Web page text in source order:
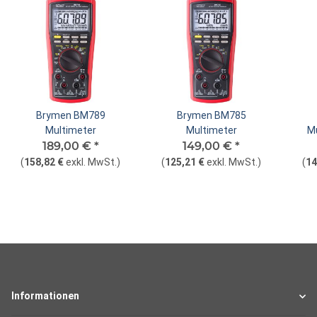
Brymen BM789
Multimeter
189,00 € *
(158,82 €exkl. MwSt.)
Brymen BM785
Multimeter
149,00 € *
(125,21 €exkl. MwSt.) (
Informationen